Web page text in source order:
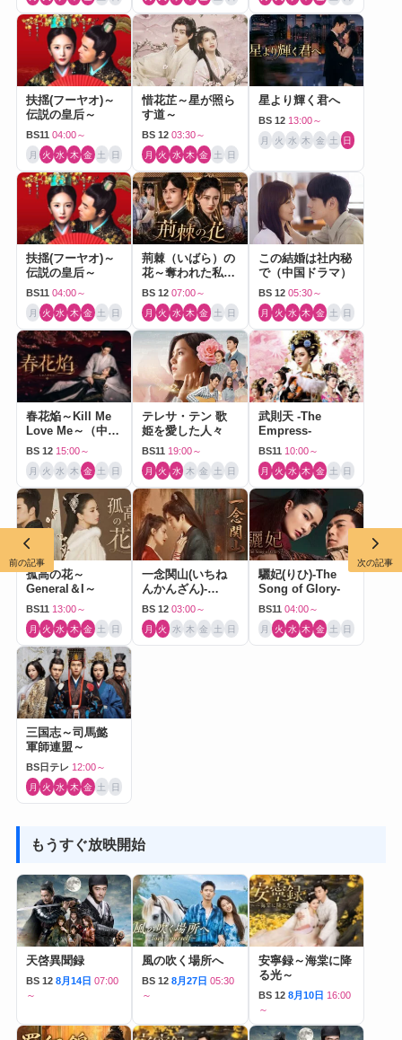
扶揺(フーヤオ)～
伝説の皇后～
BS11 04:00～
月 火 水 木 金 土 日
惜花芷～星が照ら
す道～
BS 12 03:30～
月 火 水 木 金 土 日
星より輝く君へ
BS 12 13:00～
月 火 水 木 金 土 日
扶揺(フーヤオ)～
伝説の皇后～
BS11 04:00～
月 火 水 木 金 土 日
荊棘（いばら）の
花～奪われた私～
（中国ドラマ）
BS 12 07:00～
月 火 水 木 金 土 日
この結婚は社内秘
で（中国ドラマ）
BS 12 05:30～
月 火 水 木 金 土 日
春花焔～Kill Me
Love Me～（中国
ドラマ）
BS 12 15:00～
月 火 水 木 金 土 日
テレサ・テン 歌
姫を愛した人々
BS11 19:00～
月 火 水 木 金 土 日
武則天 -The
Empress-
BS11 10:00～
月 火 水 木 金 土 日
孤高の花～
General＆I～
BS11 13:00～
月 火 水 木 金 土 日
一念関山(いちね
んかんざん)-
Journey to Love-
BS 12 03:00～
月 火 水 木 金 土 日
驪妃(りひ)-The
Song of Glory-
BS11 04:00～
月 火 水 木 金 土 日
三国志～司馬懿
軍師連盟～
BS日テレ 12:00～
月 火 水 木 金 土 日
もうすぐ放映開始
天啓異聞録
BS 12 8月14日 07:00
～
風の吹く場所へ
BS 12 8月27日 05:30
～
安寧録～海棠に降
る光～
BS 12 8月10日 16:00
～
前の記事 次の記事